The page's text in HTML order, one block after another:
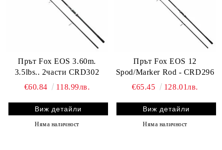
Прът Fox EOS 3.60m.
3.5lbs.. 2части CRD302
€60.84
118.99лв.
Виж детайли
Няма наличност
Прът Fox EOS 12
Spod/Marker Rod - CRD296
€65.45
128.01лв.
Виж детайли
Няма наличност